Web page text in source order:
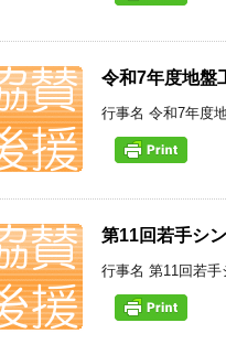
令和7年度地盤
行事名 令和7年度
第11回若手シ
行事名 第11回若